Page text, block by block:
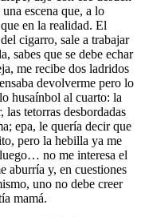
escena que, a lo
en la realidad. El
cigarro, sale a trabajar
sabes que se debe echar
me recibe dos ladridos
devolverme pero lo
husaínbol al cuarto: la
las tetorras desbordadas
epa, le quería decir que
pero la hebilla ya me
no me interesa el
aburría y, en cuestiones
uno no debe creer
mamá.